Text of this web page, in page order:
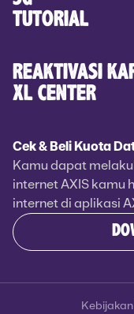
TUTORIAL
REAKTIVASI
XL CENTER
Cek & Beli Kuota
Kamu dapat
internet AXIS kamu
internet di aplikasi